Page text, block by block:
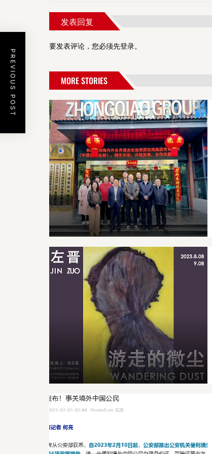
发表回复
要发表评论，您必须先登录。
PREVIOUS POST MORE STORIES